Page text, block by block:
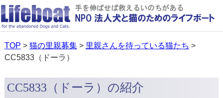
TOP > 猫の里親募集> 里親さんを待っている猫たち >
CC5833（ドーラ）
CC5833（ドーラ）の紹介